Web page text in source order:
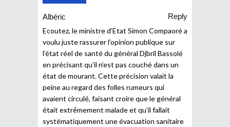
Albéric
Reply
Ecoutez, le ministre d’Etat Simon Compaoré a
voulu juste rassurer l’opinion publique sur
l’état réel de santé du général Djbril Bassolé
en précisant qu’il n’est pas couché dans un
état de mourant. Cette précision valait la
peine au regard des folles rumeurs qui
avaient circulé, faisant croire que le général
était extrêmement malade et qu’il fallait
systématiquement une évacuation sanitaire